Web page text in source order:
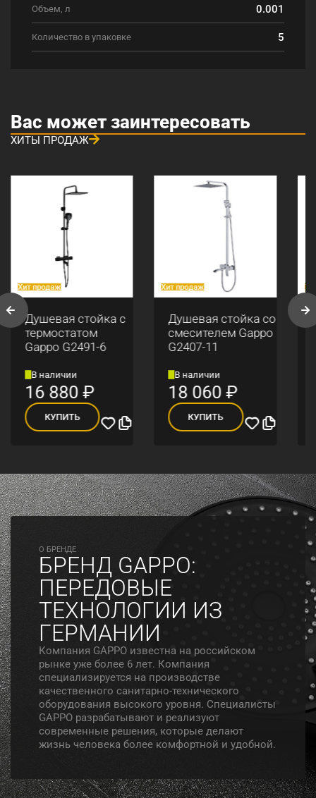
Объем, л 0.001
Количество в упаковке 5
Вас может заинтересовать
ХИТЫ ПРОДАЖ
Хит продаж
Душевая стойка с
термостатом
Gappo G2491-6
В наличии
16 880₽
КУПИТЬ
Хит продаж
Душевая стойка со
смесителем Gappo
G2407-11
В наличии
18 060₽
КУПИТЬ
O БРЕНДЕ
БРЕНД GAPPO:
ПЕРЕДОВЫЕ
ТЕХНОЛОГИИ ИЗ
ГЕРМАНИИ
Компания GAPPO известна на российском
рынке уже более 6 лет. Компания
специализируется на производстве
качественного санитарно-технического
оборудования высокого уровня. Специалисты
GAPPO разрабатывают и реализуют
современные решения, которые делают
жизнь человека более комфортной и удобной.